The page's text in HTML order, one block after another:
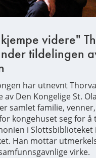
videre"
tildelingen
har utnevnt
av Den Kongelige St.
samlet familie,
kongehuset seg for å
i Slottsbiblioteket
Han mottar
virke.